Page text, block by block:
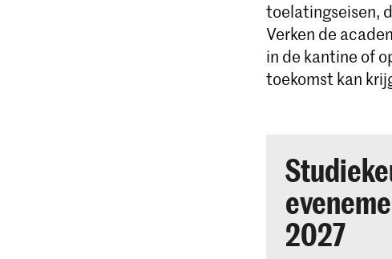
toelatingseisen,
Verken de
in de kantine of
toekomst kan
2027